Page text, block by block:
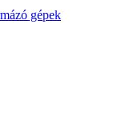
gépek